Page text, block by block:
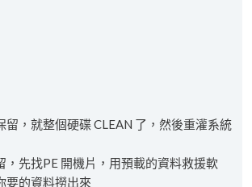
留，就整個硬碟 CLEAN 了，然後重灌系統
，先找PE 開機片，用預載的資料救援軟
要的資料撈出來